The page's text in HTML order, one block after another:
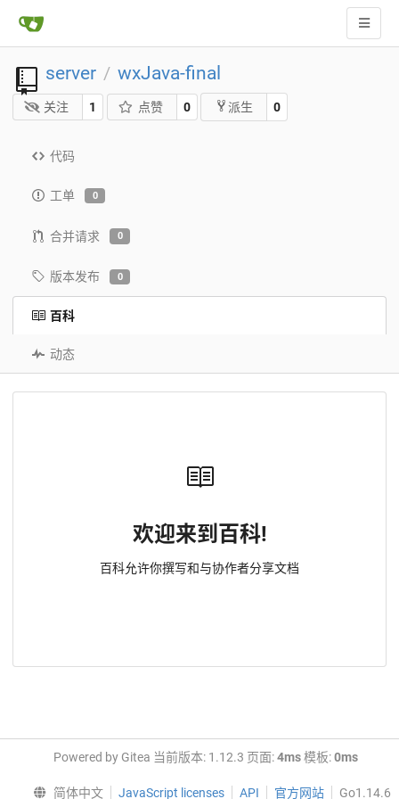
server / wxJava-final
关注 1 点赞 0 派生 0
代码
工单 0
合并请求 0
版本发布 0
百科
动态
欢迎来到百科!
百科允许你撰写和与协作者分享文档
Powered by Gitea 当前版本: 1.12.3 页面:4ms模板:0ms
简体中文 JavaScript licenses API 官方网站 Go1.14.6